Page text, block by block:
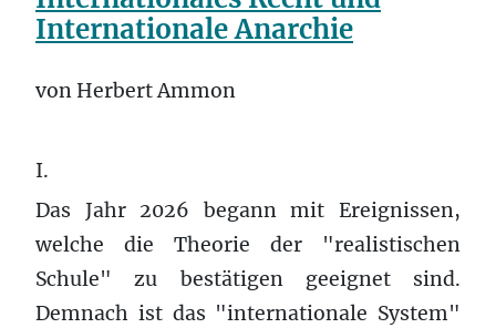
Internationale Anarchie
von Herbert Ammon
I.
Das Jahr 2026 begann mit Ereignissen,
welche die Theorie der "realistischen
Schule" zu bestätigen geeignet sind.
Demnach ist das "internationale System"